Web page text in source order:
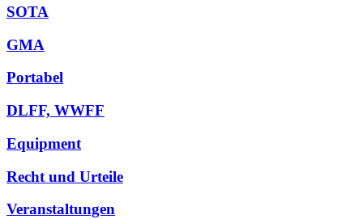
SOTA
GMA
Portabel
DLFF, WWFF
Equipment
Recht und Urteile
Veranstaltungen